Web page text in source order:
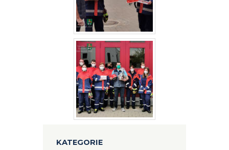
KATEGORIE